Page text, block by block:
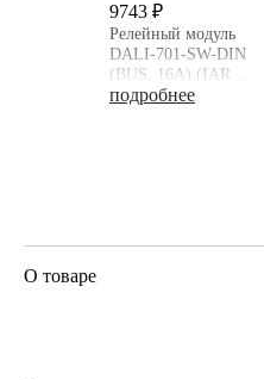
9743 ₽
Релейный модуль
DALI-701-SW-DIN
(BUS, 16A) (IARL,
DIN-рейка), Arlight
подробнее
О товаре